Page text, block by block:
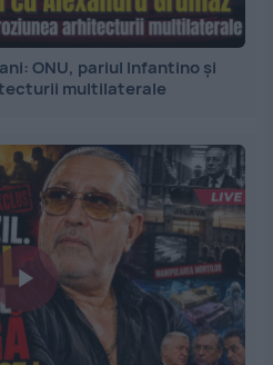
ONU, pariul Infantino și
multilaterale